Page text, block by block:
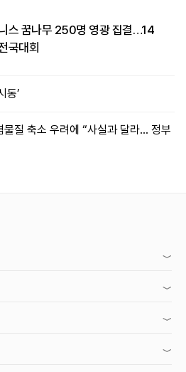
스 꿈나무 250명 영광 집결…14
국대회
동’
물질 축소 우려에 “사실과 달라… 정부